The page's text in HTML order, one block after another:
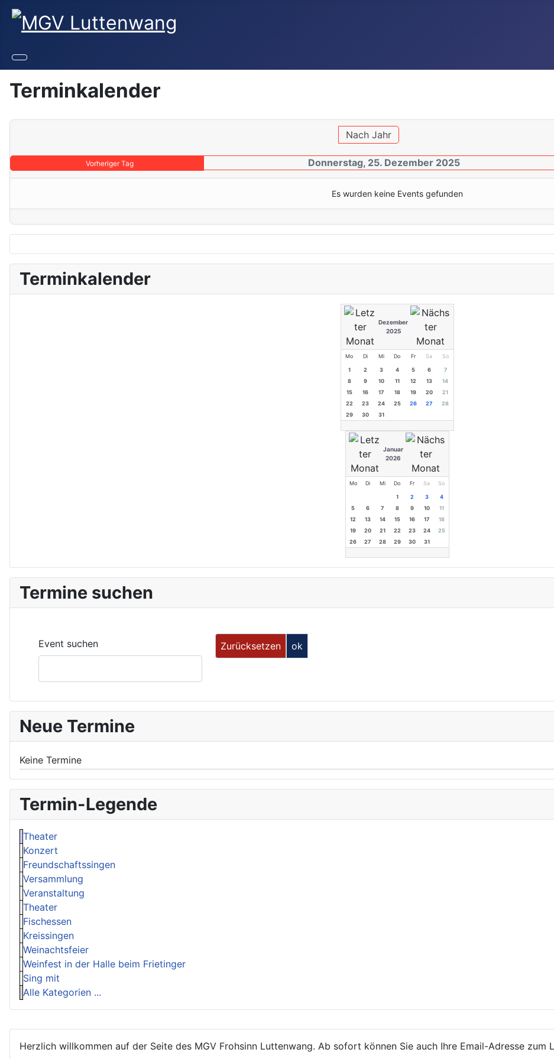
Herzlich willkommen auf der Seite des MGV Frohsinn Luttenwang. Ab sofort können Sie auch Ihre Email-Adresse zum
Terminkalender
Nach Jahr
Vorheriger Tag Donnerstag, 25. Dezember 2025
Es wurden keine Events gefunden
Terminkalender
Dezember
2025
Mo Di Mi Do Fr Sa So
1 2 3 4 5 6
7
8
9 10 11 12 13
14
15
16 17 18 19 20
21
22
23 24 25 26 27
28
29
30 31
Januar
2026
Mo Di Mi Do Fr Sa So
1 2 3
4
5
6 7 8 9 10
11
12
13 14 15 16 17
18
19
20 21 22 23 24
25
26
27 28 29 30 31
Termine suchen
Event suchen
Neue Termine
Keine Termine
Termin-Legende
Theater
Konzert
Freundschaftssingen
Versammlung
Veranstaltung
Theater
Fischessen
Kreissingen
Weinachtsfeier
Weinfest in der Halle beim Frietinger
Sing mit
Alle Kategorien ...